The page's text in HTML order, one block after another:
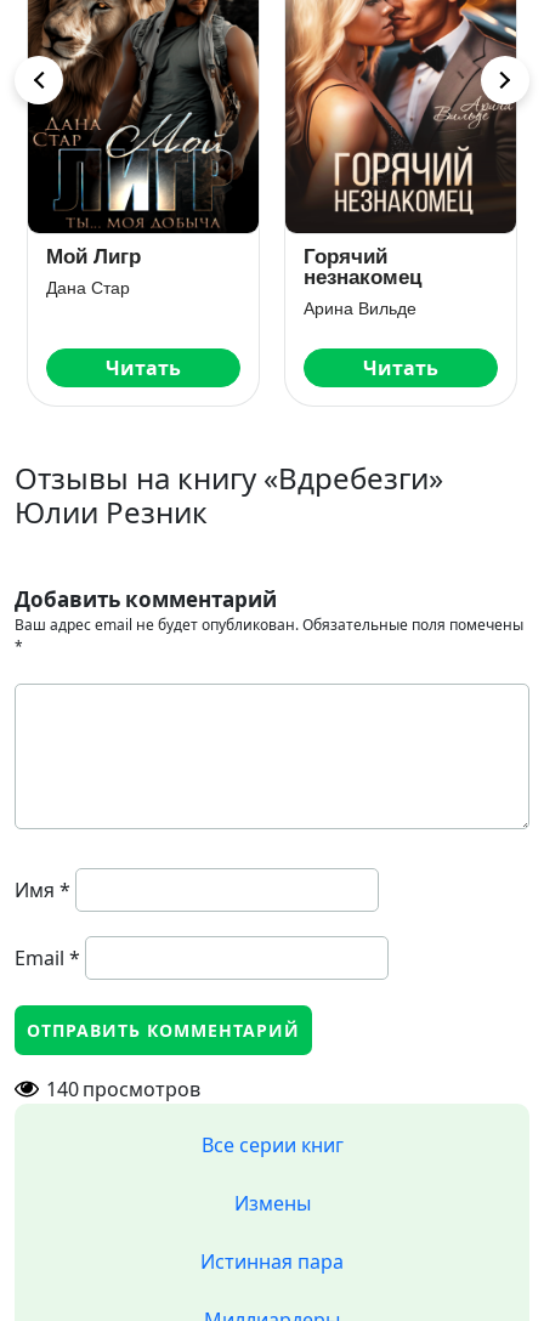
Только не
отпускай
Читать
Это несерьёзно
Ольга Вечная
Читать
Отзывы на книгу «Вдребезги»
Юлии Резник
Добавить комментарий
Ваш адрес email не будет опубликован.Обязательные поля помечены
*
Имя *
Email *
140просмотров
Все серии книг
Измены
Истинная пара